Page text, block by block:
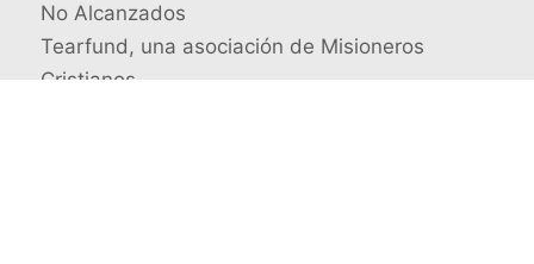
No Alcanzados
Tearfund, una asociación de Misioneros
Cristianos